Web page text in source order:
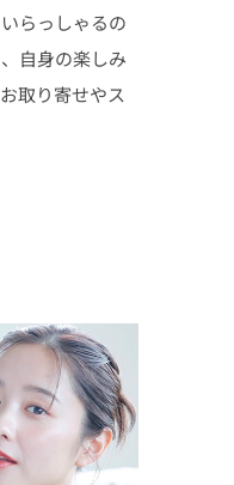
らっしゃるの
自身の楽しみ
取り寄せやス